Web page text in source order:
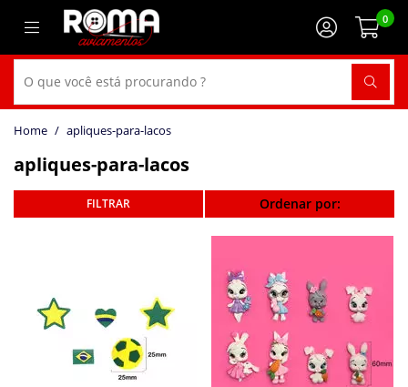
0
apliques-para-lacos
apliques-para-lacos
Ordenar por: